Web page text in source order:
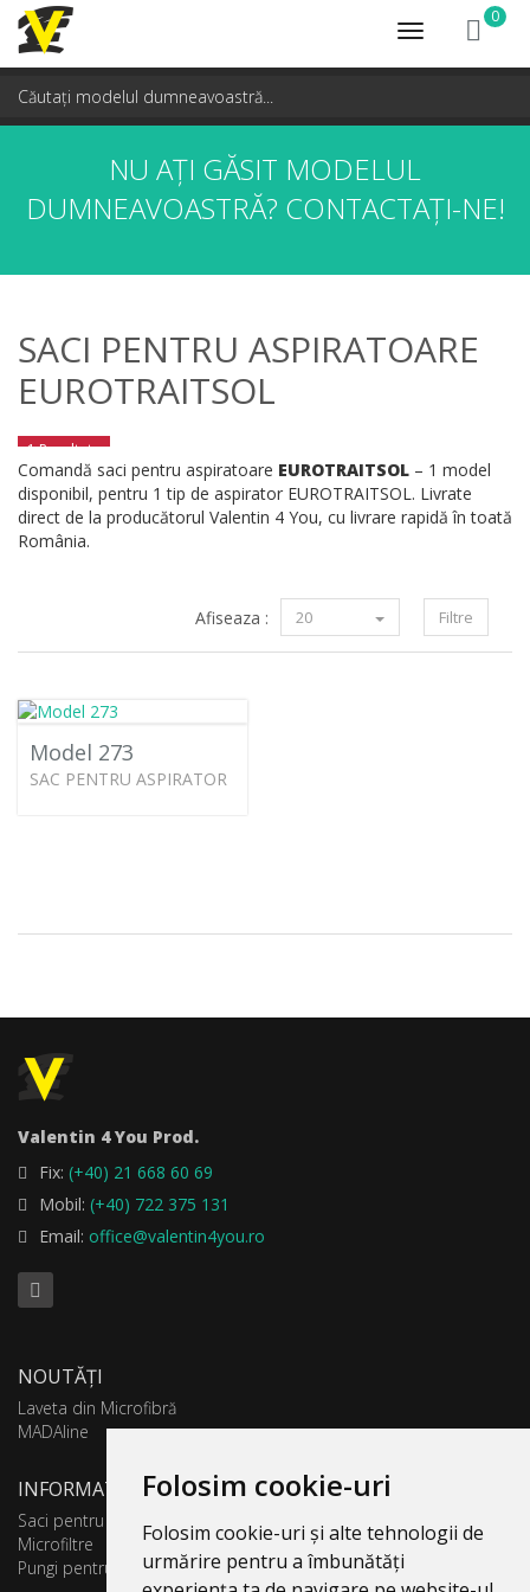
Folosim cookie-uri
Folosim cookie-uri și alte tehnologii de
urmărire pentru a îmbunătăți
Toggle
navigation
0
NU AȚI GĂSIT MODELUL
DUMNEAVOASTRĂ? CONTACTAȚI-NE!
SACI PENTRU ASPIRATOARE
EUROTRAITSOL
1 Rezultate
Comandă saci pentru aspiratoare EUROTRAITSOL – 1 model
disponibil, pentru 1 tip de aspirator EUROTRAITSOL. Livrate
direct de la producătorul Valentin 4 You, cu livrare rapidă în toată
România.
Filtre
Afiseaza : 20
Model 273
SAC PENTRU ASPIRATOR
Valentin 4 You Prod.
Fix: (+40) 21 668 60 69
Mobil: (+40) 722 375 131
Email: office@valentin4you.ro
NOUTĂȚI
Laveta din Microfibră
MADAline
INFORMATII PRODUSE
Saci pentru aspirator
Microfiltre
Pungi pentru colectare praf